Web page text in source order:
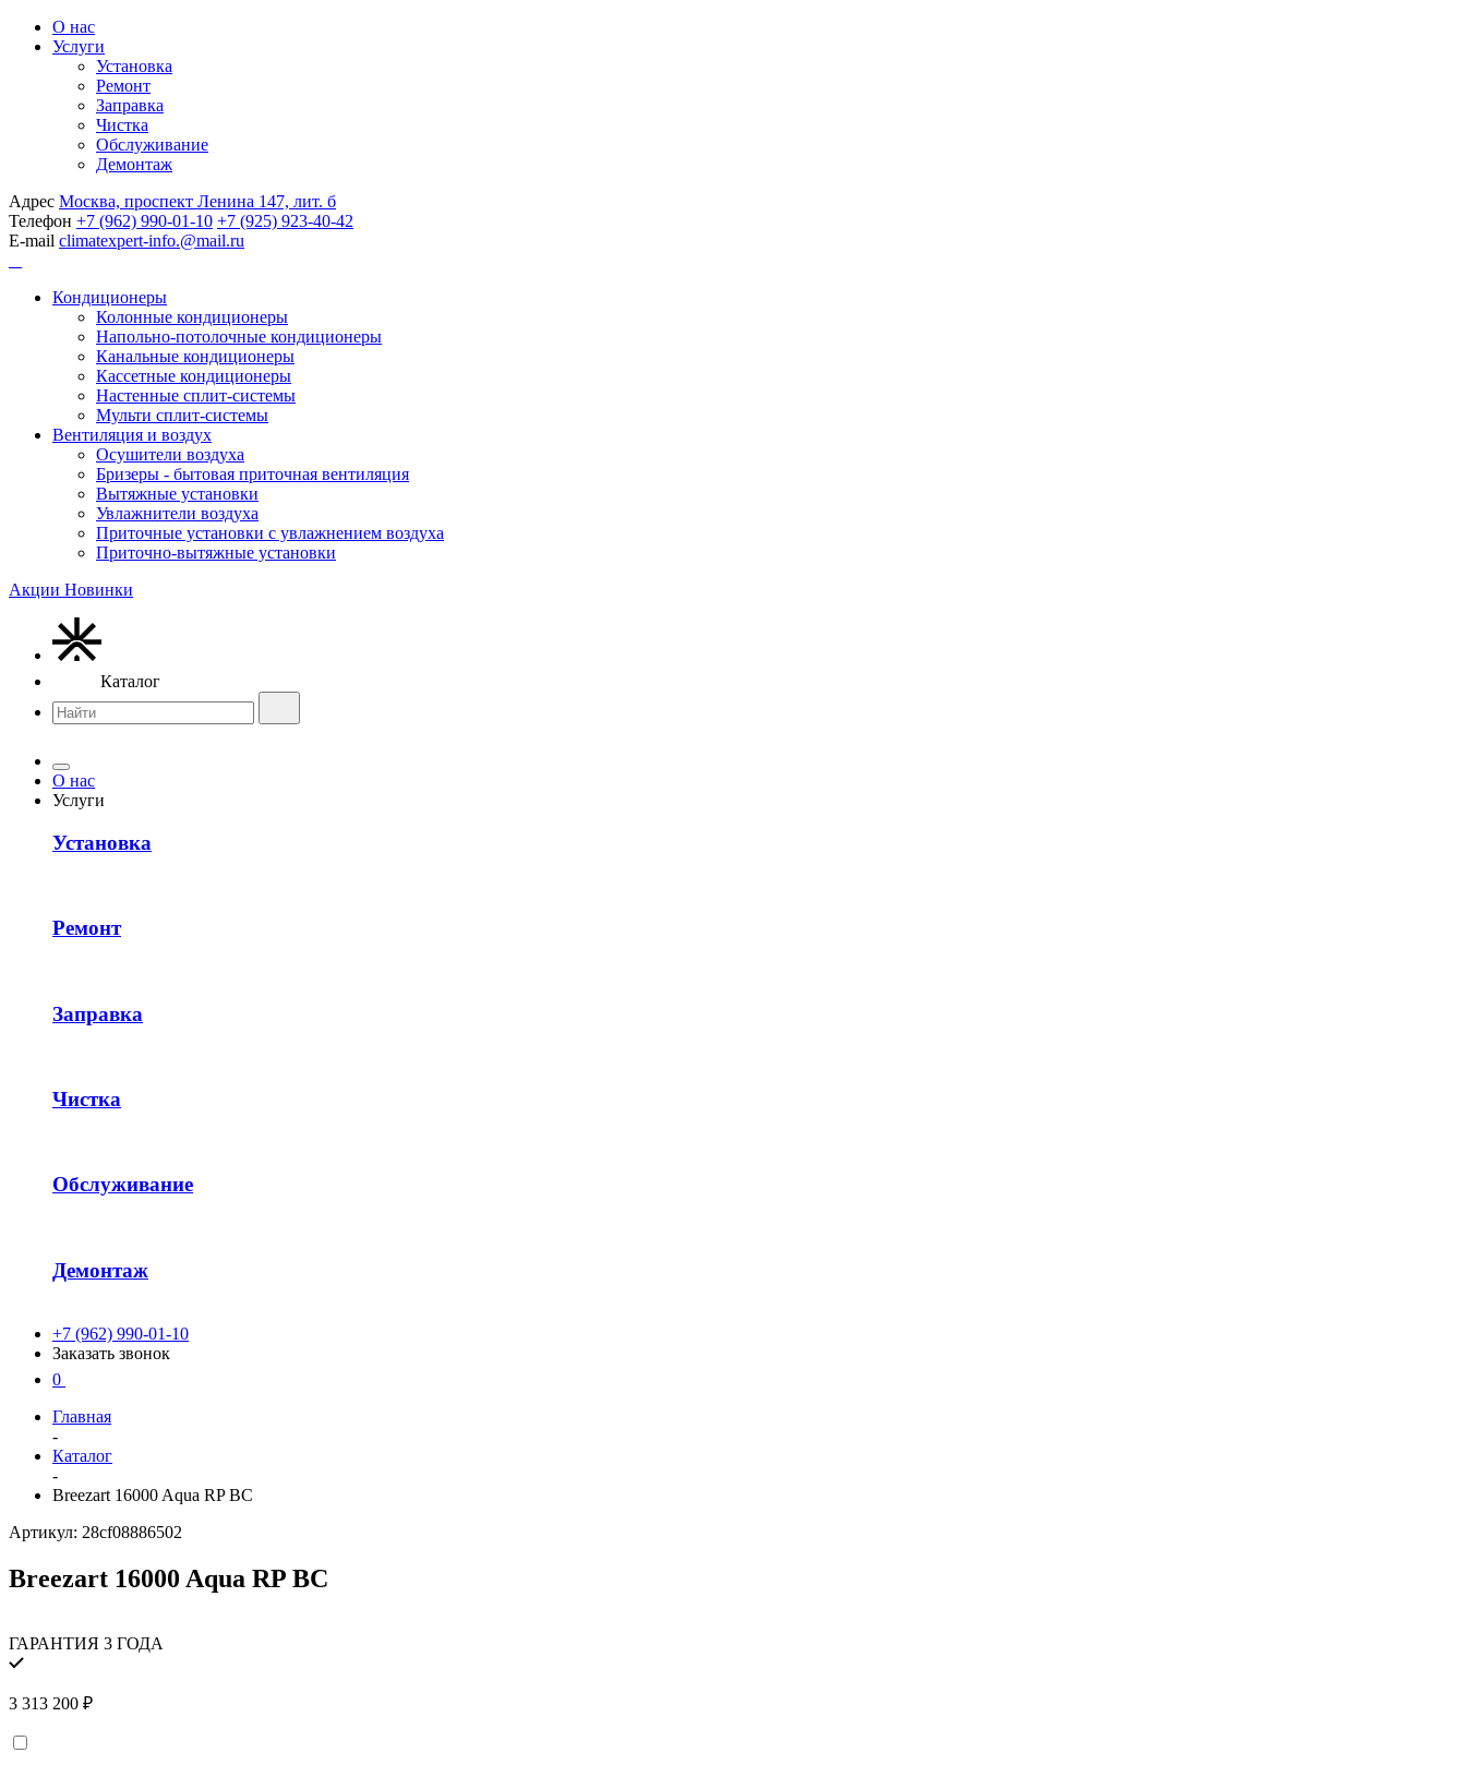
О нас
Услуги
Установка
Ремонт
Заправка
Чистка
Обслуживание
Демонтаж
Адрес Москва, проспект Ленина 147, лит. б
Телефон +7 (962) 990-01-10 +7 (925) 923-40-42
E-mail climatexpert-info.@mail.ru
Кондиционеры
Колонные кондиционеры
Напольно-потолочные кондиционеры
Канальные кондиционеры
Кассетные кондиционеры
Настенные сплит-системы
Мульти сплит-системы
Вентиляция и воздух
Осушители воздуха
Бризеры - бытовая приточная вентиляция
Вытяжные установки
Увлажнители воздуха
Приточные установки с увлажнением воздуха
Приточно-вытяжные установки
Акции Новинки
Каталог
О нас
Услуги
Установка
Ремонт
Заправка
Чистка
Обслуживание
Демонтаж
+7 (962) 990-01-10
Заказать звонок
0
Главная
-
Каталог
-
Breezart 16000 Aqua RP BC
Артикул: 28cf08886502
Breezart 16000 Aqua RP BC
ГАРАНТИЯ 3 ГОДА
3 313 200 ₽